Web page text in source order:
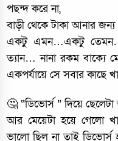
পছন্দ করে না,
বাড়ী থেকে টাকা আনার
একটু এমন…একটু
ত্যান… নানা রকম বাক্যে
একপর্যায়ে সে সবার কাছে
🤔 “ডিভোর্স ” দিয়ে
আর মেয়েটা হয়ে গেলো
ভালো ছিল না তাই ডিভোর্স